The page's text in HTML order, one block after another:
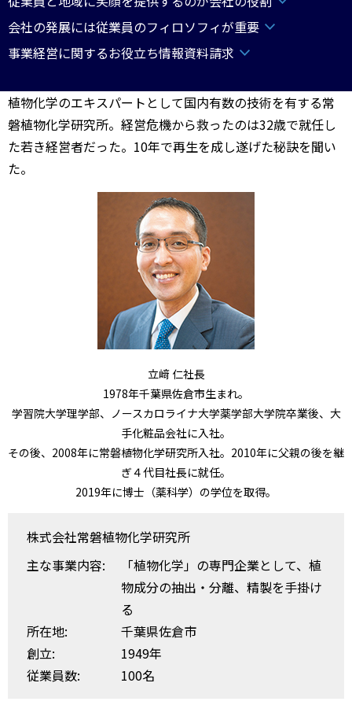
会社の発展には従業員のフィロソフィが重要
事業経営に関するお役立ち情報資料請求
植物化学のエキスパートとして国内有数の技術を有する常
磐植物化学研究所。経営危機から救ったのは32歳で就任し
た若き経営者だった。10年で再生を成し遂げた秘訣を聞い
た。
立﨑 仁社長
1978年千葉県佐倉市生まれ。
学習院大学理学部、ノースカロライナ大学薬学部大学院卒業後、大
手化粧品会社に入社。
その後、2008年に常磐植物化学研究所入社。2010年に父親の後を継
ぎ４代目社長に就任。
2019年に博士（薬科学）の学位を取得。
株式会社常磐植物化学研究所
主な事業内容:
「植物化学」の専門企業として、植
物成分の抽出・分離、精製を手掛け
る
所在地:
千葉県佐倉市
創立:
1949年
従業員数:
100名